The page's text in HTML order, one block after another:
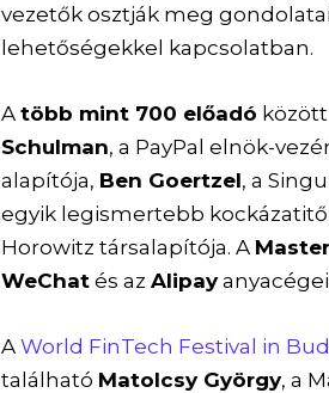
vezetők osztják meg
lehetőségekkel kapcsolatban.
Atöbb mint 700 előadó
Schulman, a PayPal elnök-
alapítója, Ben Goertzel, a
egyik legismertebb
Horowitz társalapítója. A
WeChat és azAlipay
AWorld FinTech Festival in
található Matolcsy György, a